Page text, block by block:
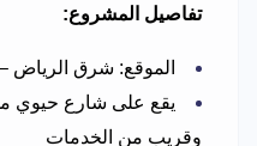
تفاصيل المشروع:
الموقع: شرق الرياض
يقع على شارع حيوي
وقريب من الخدمات